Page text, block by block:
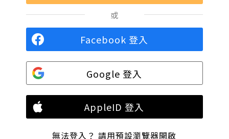
或
Facebook 登入
Google 登入
AppleID 登入
無法登入？請用預設瀏覽器開啟